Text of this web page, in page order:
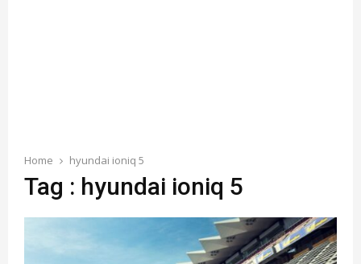
Home hyundai ioniq 5
Tag : hyundai ioniq 5